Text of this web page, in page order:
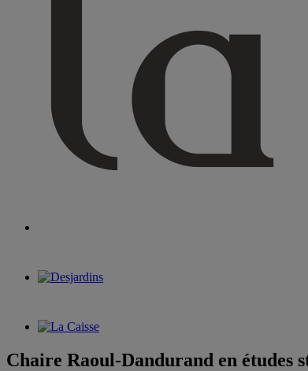
Chaire Raoul-Dandurand en études